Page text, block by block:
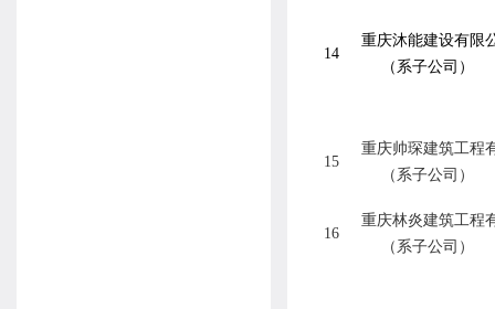
14
重庆沐能建设有限
（系子公司）
15
重庆帅琛建筑工程
（系子公司）
16
重庆林炎建筑工程
（系子公司）